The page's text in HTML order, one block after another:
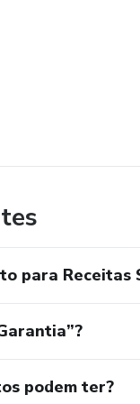
para Receitas
podem ter?